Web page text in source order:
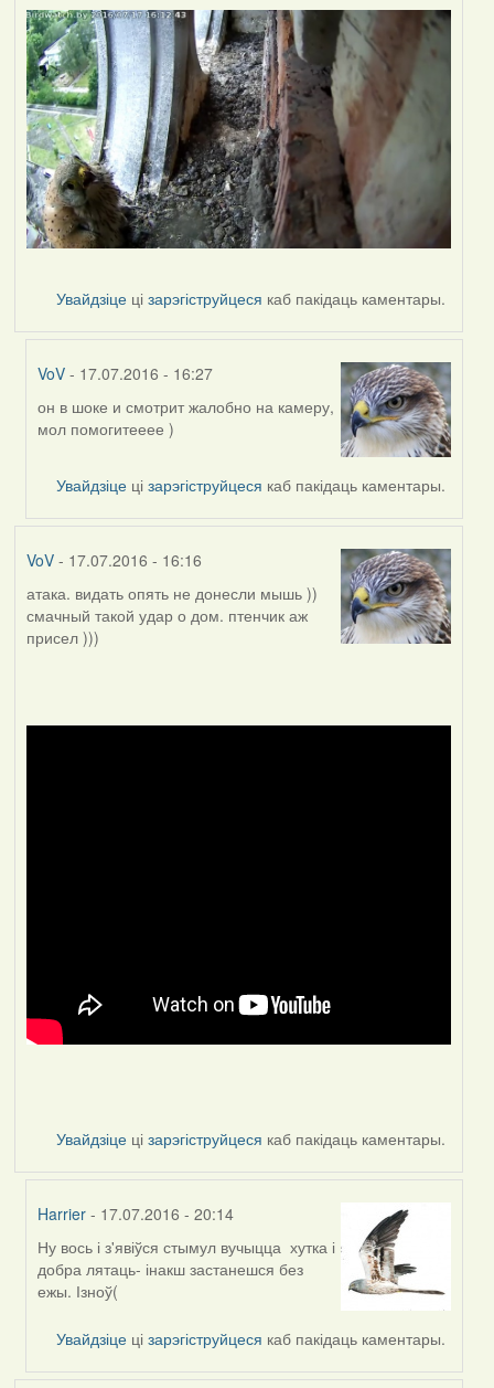
Увайдзіце цізарэгіструйцеся каб пакідаць каментары.
VoV - 17.07.2016 - 16:27
In
reply
он в шоке и смотрит жалобно на камеру,
мол помогитееее )
Увайдзіце цізарэгіструйцеся каб пакідаць каментары.
VoV- 17.07.2016 - 16:16
атака. видать опять не донесли мышь ))
смачный такой удар о дом. птенчик аж
присел )))
Увайдзіце цізарэгіструйцеся каб пакідаць каментары.
Harrier - 17.07.2016 - 20:14
In
reply
to
VoV
Ну вось і з'явіўся стымул вучыцца хутка і
добра лятаць- інакш застанешся без
ежы. Ізноў(
Увайдзіце цізарэгіструйцеся каб пакідаць каментары.